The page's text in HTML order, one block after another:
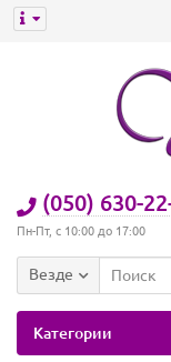
(050) 630-
Пн-Пт, с 10:00 до 17:00
Везде
Категории